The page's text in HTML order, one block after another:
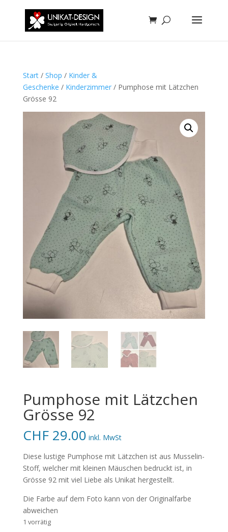
Start/ Shop / Kinder &
Geschenke / Kinderzimmer/ Pumphose mit Lätzchen
Grösse 92
Pumphose mit Lätzchen
Grösse 92
CHF29.00 inkl. MwSt
Diese lustige Pumphose mit Lätzchen ist aus Musselin-
Stoff, welcher mit kleinen Mäuschen bedruckt ist, in
Grösse 92 mit viel Liebe als Unikat hergestellt.
Die Farbe auf dem Foto kann von der Originalfarbe
abweichen
1 vorrätig